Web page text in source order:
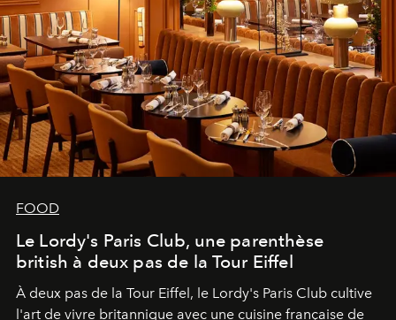
FOOD
Le Lordy's Paris Club, une parenthèse
british à deux pas de la Tour Eiffel
À deux pas de la Tour Eiffel, le Lordy's Paris Club cultive
l'art de vivre britannique avec une cuisine française de